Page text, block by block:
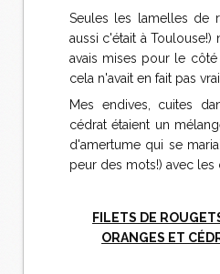
Seules les lamelles de
aussi c'était à Toulouse!)
avais mises pour le
cela n'avait en fait pas
Mes endives, cuites
cédrat étaient un
d'amertume qui se
peur des mots!) avec
FILETS DE
ORANGES ET